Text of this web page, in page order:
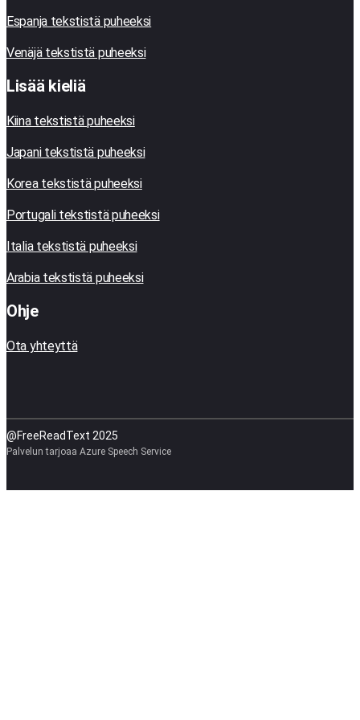
Espanja tekstistä puheeksi
Venäjä tekstistä puheeksi
Lisää kieliä
Kiina tekstistä puheeksi
Japani tekstistä puheeksi
Korea tekstistä puheeksi
Portugali tekstistä puheeksi
Italia tekstistä puheeksi
Arabia tekstistä puheeksi
Ohje
Ota yhteyttä
@FreeReadText 2025
Palvelun tarjoaa Azure Speech Service